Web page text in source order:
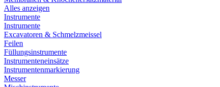
Alles anzeigen
Instrumente
Instrumente
Excavatoren & Schmelzmeissel
Feilen
Füllungsinstrumente
Instrumenteneinsätze
Instrumentenmarkierung
Messer